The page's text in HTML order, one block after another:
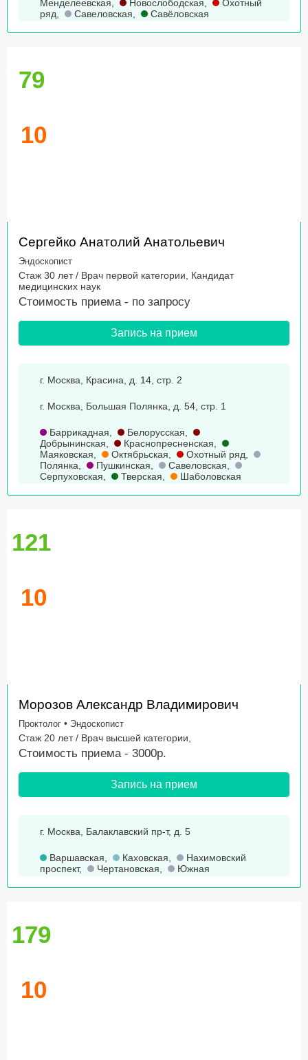
Менделеевская, Новослободская,
Охотный
ряд, Савеловская, Савёловская
79
10
Сергейко Анатолий Анатольевич
Эндоскопист
Стаж 30 лет / Врач первой категории, Кандидат
медицинских наук
Стоимость приема - по запросу
Запись на прием
г. Москва, Красина, д. 14, стр. 2
г. Москва, Большая Полянка, д. 54, стр. 1
Баррикадная, Белорусская,
Добрынинская, Краснопресненская,
Маяковская, Октябрьская, Охотный ряд,
Полянка, Пушкинская, Савеловская,
Серпуховская, Тверская, Шаболовская
121
10
Морозов Александр Владимирович
Проктолог • Эндоскопист
Стаж 20 лет / Врач высшей категории,
Стоимость приема - 3000р.
Запись на прием
г. Москва, Балаклавский пр-т, д. 5
Варшавская, Каховская,
Нахимовский
проспект, Чертановская, Южная
179
10